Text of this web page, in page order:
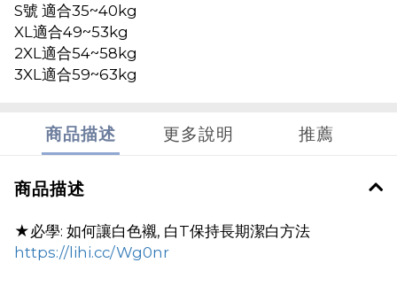
S號 適合35~40kg
XL適合49~53kg
2XL適合54~58kg
3XL適合59~63kg
商品描述 更多說明 推薦
商品描述
★必學: 如何讓白色襯, 白T保持長期潔白方法
https://lihi.cc/Wg0nr